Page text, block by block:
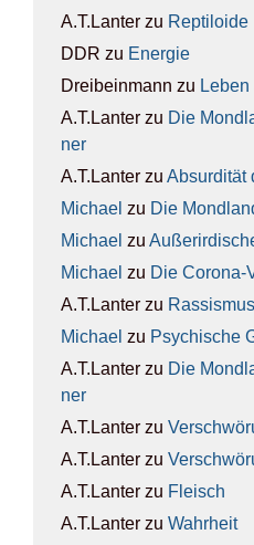
A.T.Lanter zu Rep­ti­lo­ide
DDR zu Ener­gie
Dreibeinmann zu
A.T.Lanter zu Die
ner
A.T.Lanter zu Absur­di­tät
Michael zu Die
Michael zu
Michael zu Die Coro­na-
A.T.Lanter zu Ras­sis­mus
Michael zu Psy­chi­sche
A.T.Lanter zu Die
ner
A.T.Lanter zu
A.T.Lanter zu
A.T.Lanter zu Fleisch
A.T.Lanter zu Wahr­heit